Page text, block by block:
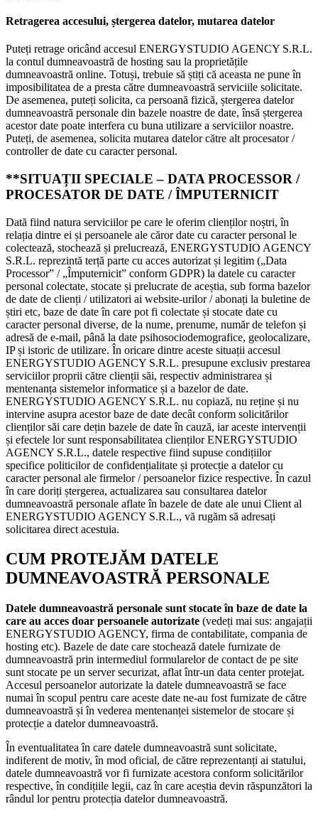
Retragerea accesului, ștergerea datelor, mutarea datelor
Puteți retrage oricând accesul ENERGYSTUDIO AGENCY S.R.L.
la contul dumneavoastră de hosting sau la proprietățile
dumneavoastră online. Totuși, trebuie să știți că aceasta ne pune în
imposibilitatea de a presta către dumneavoastră serviciile solicitate.
De asemenea, puteți solicita, ca persoană fizică, ștergerea datelor
dumneavoastră personale din bazele noastre de date, însă ștergerea
acestor date poate interfera cu buna utilizare a serviciilor noastre.
Puteți, de asemenea, solicita mutarea datelor către alt procesator /
controller de date cu caracter personal.
**SITUAȚII SPECIALE – DATA PROCESSOR /
PROCESATOR DE DATE / ÎMPUTERNICIT
Dată fiind natura serviciilor pe care le oferim clienților noștri, în
relația dintre ei și persoanele ale căror date cu caracter personal le
colectează, stochează și prelucrează, ENERGYSTUDIO AGENCY
S.R.L. reprezintă terță parte cu acces autorizat și legitim („Data
Processor” / „Împuternicit” conform GDPR) la datele cu caracter
personal colectate, stocate și prelucrate de aceștia, sub forma bazelor
de date de clienți / utilizatori ai website-urilor / abonați la buletine de
știri etc, baze de date în care pot fi colectate și stocate date cu
caracter personal diverse, de la nume, prenume, număr de telefon și
adresă de e-mail, până la date psihosociodemografice, geolocalizare,
IP și istoric de utilizare. În oricare dintre aceste situații accesul
ENERGYSTUDIO AGENCY S.R.L. presupune exclusiv prestarea
serviciilor proprii către clienții săi, respectiv administrarea și
mentenanța sistemelor informatice și a bazelor de date.
ENERGYSTUDIO AGENCY S.R.L. nu copiază, nu reține și nu
intervine asupra acestor baze de date decât conform solicitărilor
clienților săi care dețin bazele de date în cauză, iar aceste intervenții
și efectele lor sunt responsabilitatea clienților ENERGYSTUDIO
AGENCY S.R.L., datele respective fiind supuse condițiilor
specifice politicilor de confidențialitate și protecție a datelor cu
caracter personal ale firmelor / persoanelor fizice respective. În cazul
în care doriți ștergerea, actualizarea sau consultarea datelor
dumneavoastră personale aflate în bazele de date ale unui Client al
ENERGYSTUDIO AGENCY S.R.L., vă rugăm să adresați
solicitarea direct acestuia.
CUM PROTEJĂM DATELE
DUMNEAVOASTRĂ PERSONALE
Datele dumneavoastră personale sunt stocate în baze de date la
care au acces doar persoanele autorizate (vedeți mai sus: angajații
ENERGYSTUDIO AGENCY, firma de contabilitate, compania de
hosting etc). Bazele de date care stochează datele furnizate de
dumneavoastră prin intermediul formularelor de contact de pe site
sunt stocate pe un server securizat, aflat într-un data center protejat.
Accesul persoanelor autorizate la datele dumneavoastră se face
numai în scopul pentru care aceste date ne-au fost furnizate de către
dumneavoastră și în vederea mentenanței sistemelor de stocare și
protecție a datelor dumneavoastră.
În eventualitatea în care datele dumneavoastră sunt solicitate,
indiferent de motiv, în mod oficial, de către reprezentanți ai statului,
datele dumneavoastră vor fi furnizate acestora conform solicitărilor
respective, în condițiile legii, caz în care aceștia devin răspunzători la
rândul lor pentru protecția datelor dumneavoastră.